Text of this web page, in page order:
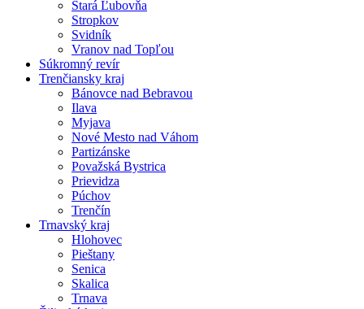
Stará Ľubovňa
Stropkov
Svidník
Vranov nad Topľou
Súkromný revír
Trenčiansky kraj
Bánovce nad Bebravou
Ilava
Myjava
Nové Mesto nad Váhom
Partizánske
Považská Bystrica
Prievidza
Púchov
Trenčín
Trnavský kraj
Hlohovec
Pieštany
Senica
Skalica
Trnava